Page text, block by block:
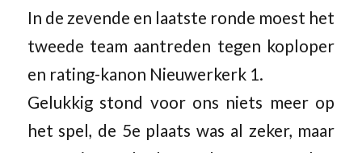
In de zevende en laatste ronde moest het
tweede team aantreden tegen koploper
en rating-kanon Nieuwerkerk 1.
Gelukkig stond voor ons niets meer op
het spel, de 5e plaats was al zeker, maar